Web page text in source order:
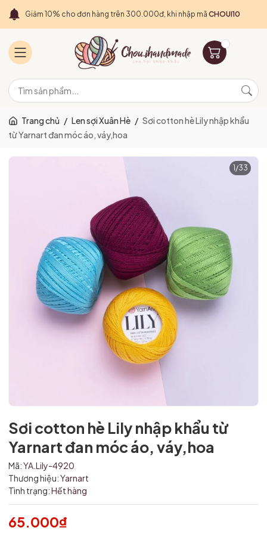
Giảm 10% cho đơn hàng trên 300.000đ, khi nhập mã CHOUI10
Trang chủ / Len sợi Xuân Hè / Sơi cotton hè Lily nhập khẩu
từ Yarnart đan móc áo, váy,hoa
1 /33
Sơi cotton hè Lily nhập khẩu từ
Yarnart đan móc áo, váy,hoa
Mã:YA.Lily-4920
Thương hiệu:Yarnart
Tình trạng:Hết hàng
65.000₫